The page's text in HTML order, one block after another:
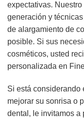
expectativas.
generación y
de alargamiento de
posible. Si sus
cosméticos, usted
personalizada en
Si está considerando
mejorar su sonrisa o
dental, le invitamos a